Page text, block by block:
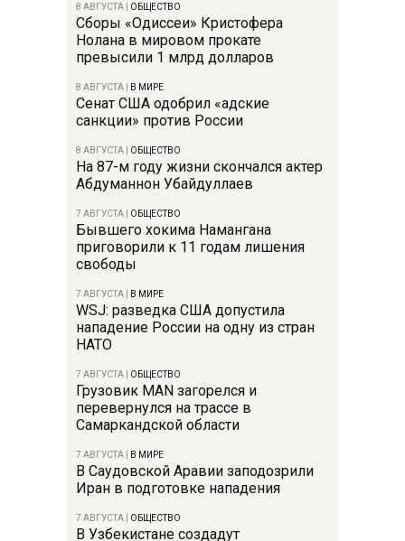
8 АВГУСТА ОБЩЕСТВО
Сборы «Одиссеи» Кристофера
Нолана в мировом прокате
превысили 1 млрд долларов
8 АВГУСТА В МИРЕ
Сенат США одобрил «адские
санкции» против России
8 АВГУСТА ОБЩЕСТВО
На 87-м году жизни скончался актер
Абдуманнон Убайдуллаев
7 АВГУСТА ОБЩЕСТВО
Бывшего хокима Намангана
приговорили к 11 годам лишения
свободы
7 АВГУСТА В МИРЕ
WSJ: разведка США допустила
нападение России на одну из стран
НАТО
7 АВГУСТА ОБЩЕСТВО
Грузовик MAN загорелся и
перевернулся на трассе в
Самаркандской области
7 АВГУСТА В МИРЕ
В Саудовской Аравии заподозрили
Иран в подготовке нападения
7 АВГУСТА ОБЩЕСТВО
В Узбекистане создадут